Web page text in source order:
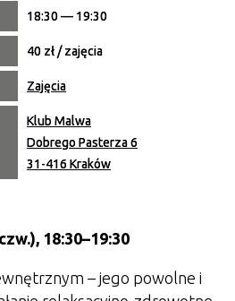
18:30 — 19:30
40 zł / zajęcia
Zajęcia
Klub Malwa
Dobrego Pasterza 6
31-416 Kraków
18:30–19:30
– jego powolne i